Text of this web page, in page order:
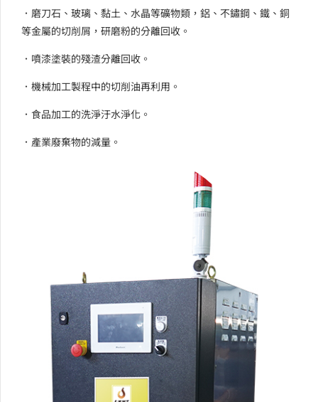
．磨刀石、玻璃、黏土、水晶等礦物類，鋁、不鏽鋼、鐵、銅
等金屬的切削屑，研磨粉的分離回收。
．噴漆塗裝的殘渣分離回收。
．機械加工製程中的切削油再利用。
．食品加工的洗淨汙水淨化。
．產業廢棄物的減量。